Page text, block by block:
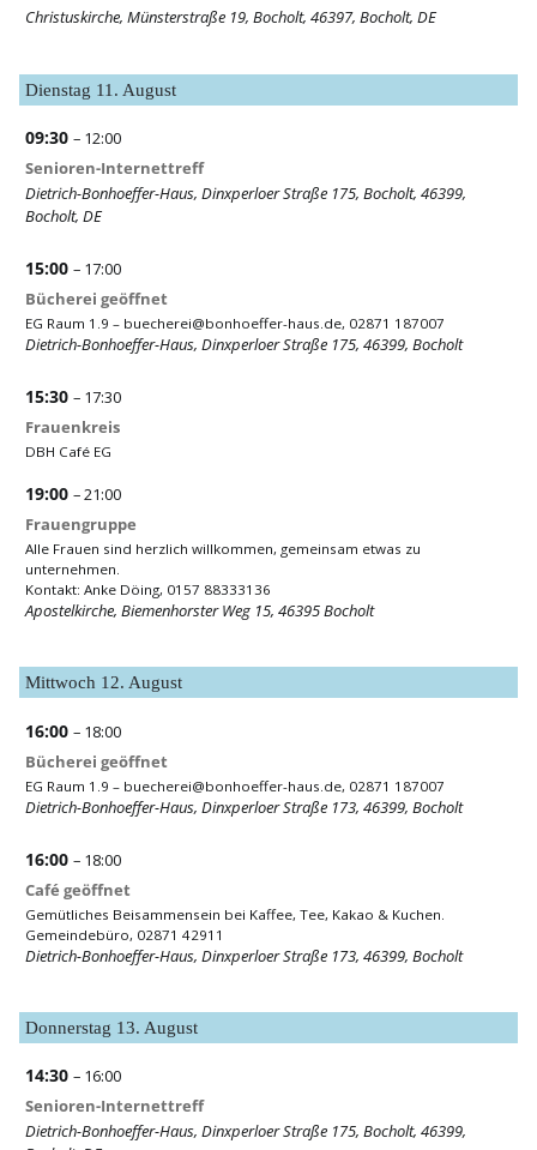
Christuskirche, Münsterstraße 19, Bocholt, 46397, Bocholt, DE
Dienstag 11. August
09:30 – 12:00
Senioren-Internettreff
Dietrich-Bonhoeffer-Haus, Dinxperloer Straße 175, Bocholt, 46399,
Bocholt, DE
15:00 – 17:00
Bücherei geöffnet
Dietrich-Bonhoeffer-Haus, Dinxperloer Straße 175, 46399, Bocholt
EG Raum 1.9 – buecherei@bonhoeffer-haus.de, 02871 187007
15:30 – 17:30
Frauenkreis
DBH Café EG
19:00 – 21:00
Frauengruppe
Apostelkirche, Biemenhorster Weg 15, 46395 Bocholt
Alle Frauen sind herzlich willkommen, gemeinsam etwas zu
unternehmen.
Kontakt: Anke Döing, 0157 88333136
Mittwoch 12. August
16:00 – 18:00
Bücherei geöffnet
Dietrich-Bonhoeffer-Haus, Dinxperloer Straße 173, 46399, Bocholt
EG Raum 1.9 – buecherei@bonhoeffer-haus.de, 02871 187007
16:00 – 18:00
Café geöffnet
Dietrich-Bonhoeffer-Haus, Dinxperloer Straße 173, 46399, Bocholt
Gemütliches Beisammensein bei Kaffee, Tee, Kakao & Kuchen.
Gemeindebüro, 02871 42911
Donnerstag 13. August
14:30 – 16:00
Senioren-Internettreff
Dietrich-Bonhoeffer-Haus, Dinxperloer Straße 175, Bocholt, 46399,